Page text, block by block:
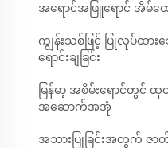
အရောင်အဖြူရောင် အိမ်ထော
ကျွန်းသစ်ဖြင့် ပြုလုပ်ထား
ရောင်းချခြင်း
မြန်မာ့ အစိမ်းရောင်တွ
အဆောက်အအုံ
အသားပြုခြင်းအတွက် ဇာ